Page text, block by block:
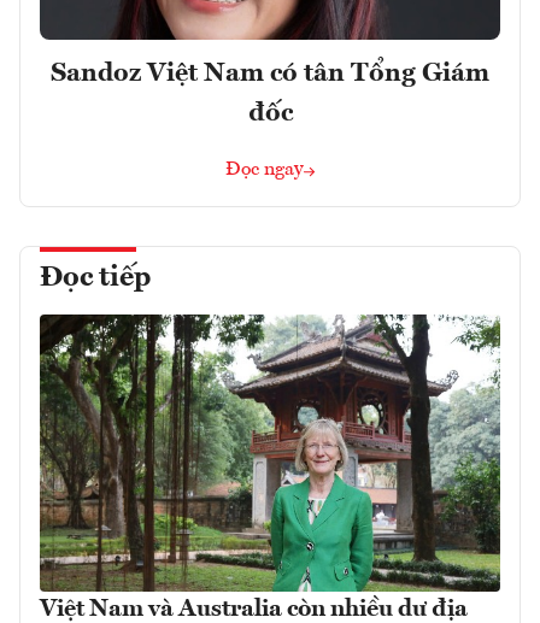
Sandoz Việt Nam có tân Tổng Giám
đốc
Đọc ngay
Đọc tiếp
Việt Nam và Australia còn nhiều dư địa